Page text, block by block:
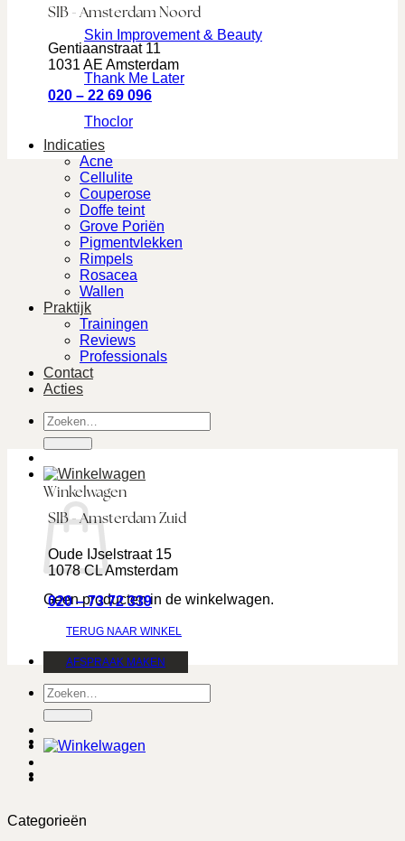
Skin Improvement & Beauty
Thank Me Later
Thoclor
Indicaties
Acne
Cellulite
Couperose
Doffe teint
Grove Poriën
Pigmentvlekken
Rimpels
Rosacea
Wallen
Praktijk
Trainingen
Reviews
Professionals
Contact
Acties
Zoeken
naar:
Winkelwagen
Geen producten in de winkelwagen.
TERUG NAAR WINKEL
AFSPRAAK MAKEN
Zoeken
naar:
SIB - Amsterdam Noord
Gentiaanstraat 11
1031 AE Amsterdam
020 – 22 69 096
SIB - Amsterdam Zuid
Oude IJselstraat 15
1078 CL Amsterdam
020 – 73 72 339
Categorieën